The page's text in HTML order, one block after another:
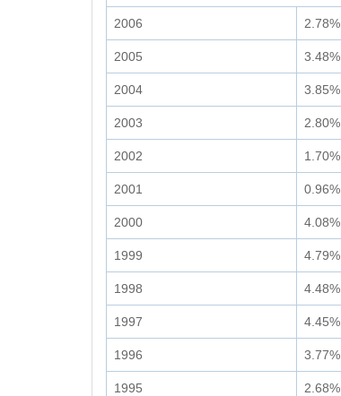
2006 2.78%
2005 3.48%
2004 3.85%
2003 2.80%
2002 1.70%
2001 0.96%
2000 4.08%
1999 4.79%
1998 4.48%
1997 4.45%
1996 3.77%
1995 2.68%